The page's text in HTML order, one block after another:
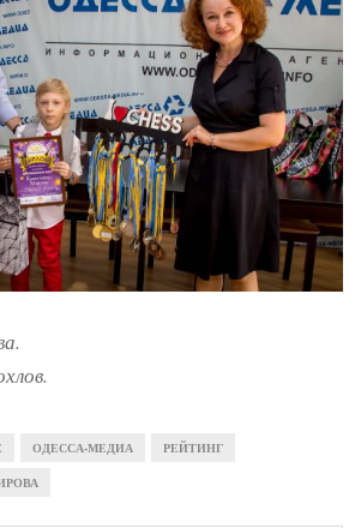
ОДЕССА-МЕДИА РЕЙТИНГ